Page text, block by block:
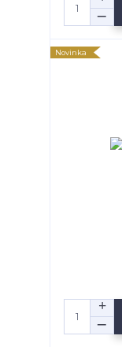
Novinka